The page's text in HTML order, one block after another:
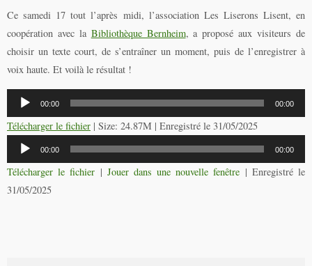
Ce samedi 17 tout l’après midi, l’association Les Liserons Lisent, en
coopération avec la Bibliothèque Bernheim, a proposé aux visiteurs de
choisir un texte court, de s’entraîner un moment, puis de l’enregistrer à
voix haute. Et voilà le résultat !
Lecteur
audio
00:00 00:00
Télécharger le fichier | Size: 24.87M | Enregistré le 31/05/2025
Lecteur
audio
00:00 00:00
Télécharger le fichier | Jouer dans une nouvelle fenêtre | Enregistré le
31/05/2025